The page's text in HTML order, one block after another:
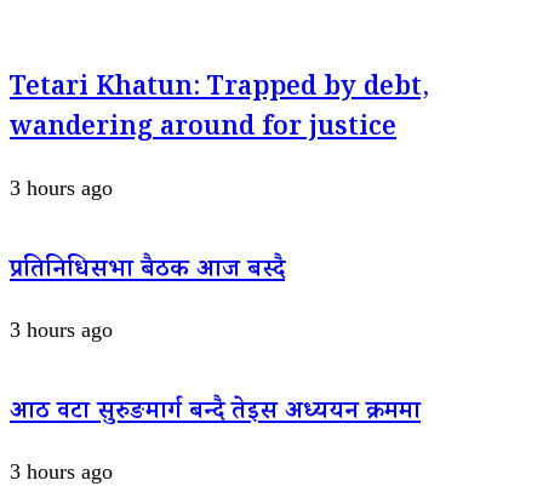
Tetari Khatun: Trapped by debt,
wandering around for justice
3 hours ago
प्रतिनिधिसभा बैठक आज बस्दै
3 hours ago
आठ वटा सुरुङमार्ग बन्दै तेइस अध्ययन क्रममा
3 hours ago